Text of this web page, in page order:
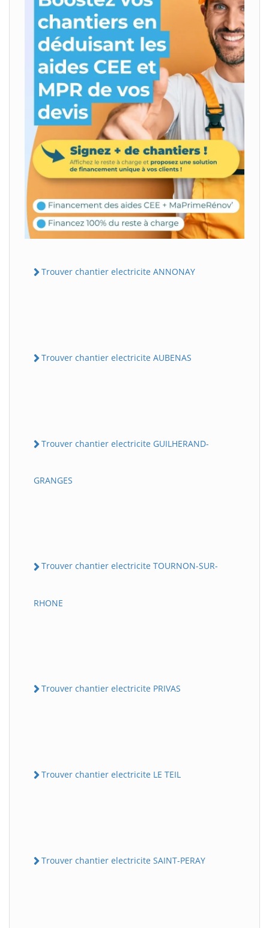
Trouver chantier electricite ANNONAY
Trouver chantier electricite AUBENAS
Trouver chantier electricite GUILHERAND-
GRANGES
Trouver chantier electricite TOURNON-SUR-
RHONE
Trouver chantier electricite PRIVAS
Trouver chantier electricite LE TEIL
Trouver chantier electricite SAINT-PERAY